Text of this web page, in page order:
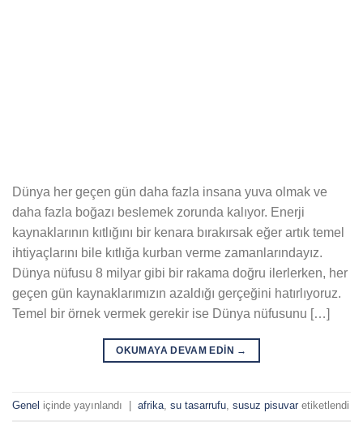
Dünya her geçen gün daha fazla insana yuva olmak ve
daha fazla boğazı beslemek zorunda kalıyor. Enerji
kaynaklarının kıtlığını bir kenara bırakırsak eğer artık temel
ihtiyaçlarını bile kıtlığa kurban verme zamanlarındayız.
Dünya nüfusu 8 milyar gibi bir rakama doğru ilerlerken, her
geçen gün kaynaklarımızın azaldığı gerçeğini hatırlıyoruz.
Temel bir örnek vermek gerekir ise Dünya nüfusunu […]
OKUMAYA DEVAM EDIN →
Genel içinde yayınlandı afrika, su tasarrufu, susuz pisuvar etiketlendi